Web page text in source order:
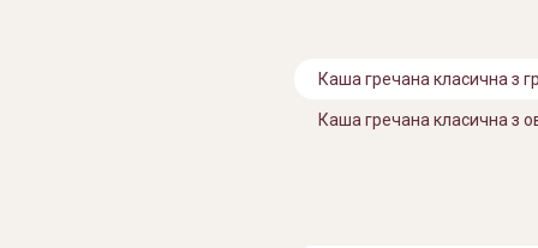
Каша гречана класична з
Каша гречана класична з